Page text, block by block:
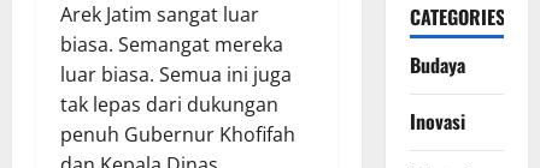
Arek Jatim sangat luar
biasa. Semangat mereka
luar biasa. Semua ini juga
tak lepas dari dukungan
penuh Gubernur Khofifah
CATEGORIES
Budaya
Inovasi